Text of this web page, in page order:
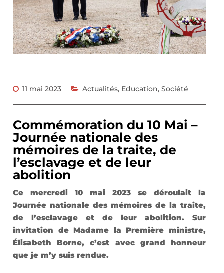
11 mai 2023 Actualités, Education,Société
Commémoration du 10 Mai –
Journée nationale des
mémoires de la traite, de
l’esclavage et de leur
abolition
Ce mercredi 10 mai 2023 se déroulait la
Journée nationale des mémoires de la traite,
de l’esclavage et de leur abolition. Sur
invitation de Madame la Première ministre,
Élisabeth Borne, c’est avec grand honneur
que je m’y suis rendue.